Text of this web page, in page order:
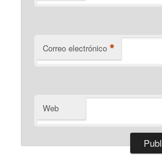
Correo electrónico *
Web